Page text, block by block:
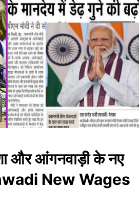
और आंगनवाड़ी के नए
New Wages